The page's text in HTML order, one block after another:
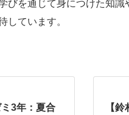
びを通じて身につけた知
しています。
ミ3年：夏合
【